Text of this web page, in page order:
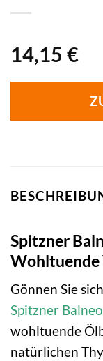
14,15 €
Spitzner
Wohltuende
Gönnen Sie
Spitzner Balneo
wohltuende
natürlichen